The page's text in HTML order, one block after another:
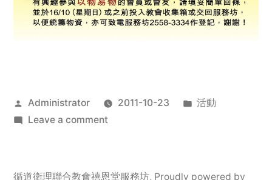
Posted
by
Administrator 2011-10-23
Posted
活動
Leave a commenton
服
循道衛理聯合教會禧恩堂服務坊, Proudly powered by